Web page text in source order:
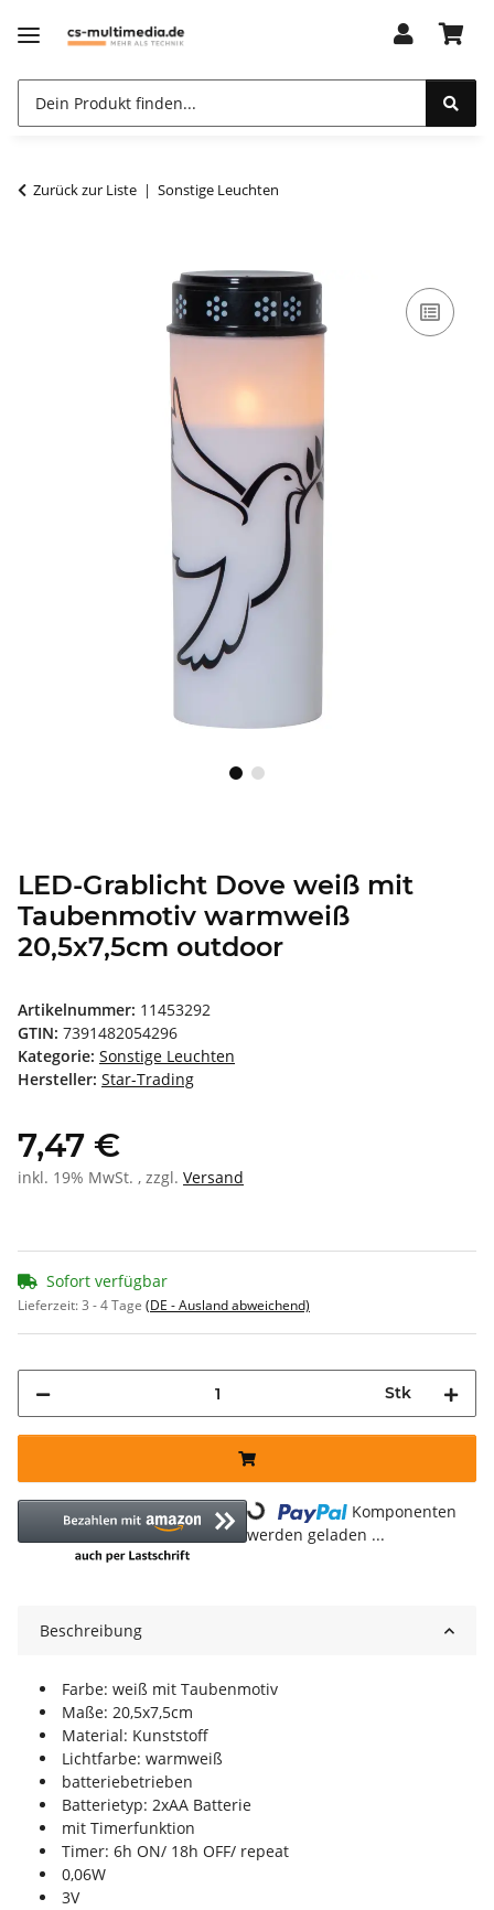
Zurück zur Liste Sonstige Leuchten
LED-Grablicht Dove weiß mit
Taubenmotiv warmweiß
20,5x7,5cm outdoor
Artikelnummer: 11453292
GTIN: 7391482054296
Kategorie: Sonstige Leuchten
Hersteller: Star-Trading
7,47 €
inkl. 19% MwSt. , zzgl. Versand
Sofort verfügbar
Lieferzeit:3 - 4 Tage (DE - Ausland abweichend)
Stk
Loading...
Komponenten
werden geladen ...
Beschreibung
Farbe: weiß mit Taubenmotiv
Maße: 20,5x7,5cm
Material: Kunststoff
Lichtfarbe: warmweiß
batteriebetrieben
Batterietyp: 2xAA Batterie
mit Timerfunktion
Timer: 6h ON/ 18h OFF/ repeat
0,06W
3V